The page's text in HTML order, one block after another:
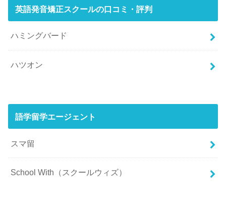
英語発音矯正スクールの口コミ・評判
ハミングバード
ハツオン
語学留学エージェント
スマ留
School With（スクールウィズ）